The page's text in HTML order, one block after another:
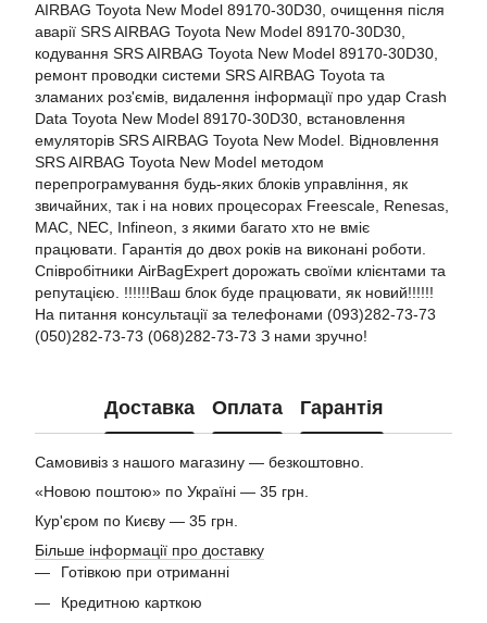
AIRBAG Toyota New Model 89170-30D30, очищення після
аварії SRS AIRBAG Toyota New Model 89170-30D30,
кодування SRS AIRBAG Toyota New Model 89170-30D30,
ремонт проводки системи SRS AIRBAG Toyota та
зламаних роз'ємів, видалення інформації про удар Crash
Data Toyota New Model 89170-30D30, встановлення
емуляторів SRS AIRBAG Toyota New Model. Відновлення
SRS AIRBAG Toyota New Model методом
перепрограмування будь-яких блоків управління, як
звичайних, так і на нових процесорах Freescale, Renesas,
MAC, NEC, Infineon, з якими багато хто не вміє
працювати. Гарантія до двох років на виконані роботи.
Співробітники AirBagExpert дорожать своїми клієнтами та
репутацією. !!!!!!Ваш блок буде працювати, як новий!!!!!!
На питання консультації за телефонами (093)282-73-73
(050)282-73-73 (068)282-73-73 З нами зручно!
Доставка Оплата Гарантія
Самовивіз з нашого магазину — безкоштовно.
«Новою поштою» по Україні — 35 грн.
Кур'єром по Києву — 35 грн.
Більше інформації про доставку
Готівкою при отриманні
Кредитною карткою